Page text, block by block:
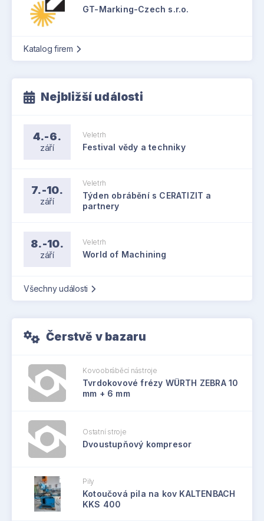
GT-Marking-Czech s.r.o.
Katalog firem
Nejbližší události
4.-6.
září
Veletrh
Festival vědy a techniky
7.-10.
září
Veletrh
Týden obrábění s CERATIZIT a
partnery
8.-10.
září
Veletrh
World of Machining
Všechny události
Čerstvě v bazaru
Kovoobráběcí nástroje
Tvrdokovové frézy WÜRTH ZEBRA 10
mm + 6 mm
Ostatní stroje
Dvoustupňový kompresor
Pily
Kotoučová pila na kov KALTENBACH
KKS 400